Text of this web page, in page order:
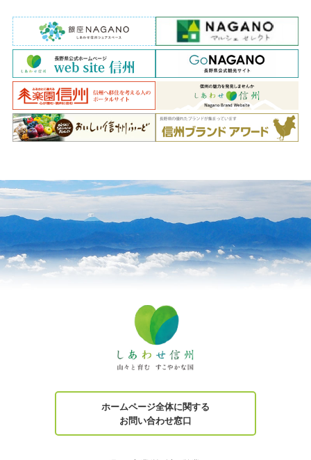
ホームページ全体に関する
お問い合わせ窓口